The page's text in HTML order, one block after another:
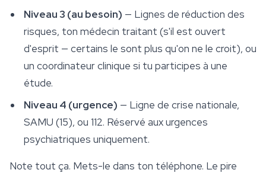
Niveau 3 (au besoin) — Lignes de réduction des
risques, ton médecin traitant (s'il est ouvert
d'esprit — certains le sont plus qu'on ne le croit), ou
un coordinateur clinique si tu participes à une
étude.
Niveau 4 (urgence) — Ligne de crise nationale,
SAMU (15), ou 112. Réservé aux urgences
psychiatriques uniquement.
Note tout ça. Mets-le dans ton téléphone. Le pire